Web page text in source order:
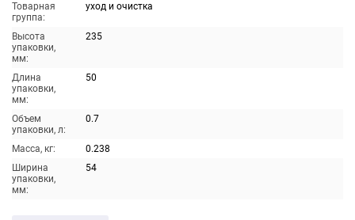
Товарная
группа:
уход и очистка
Высота
упаковки,
мм:
235
Длина
упаковки,
мм:
50
Объем
упаковки, л:
0.7
Масса, кг:
0.238
Ширина
упаковки,
мм:
54